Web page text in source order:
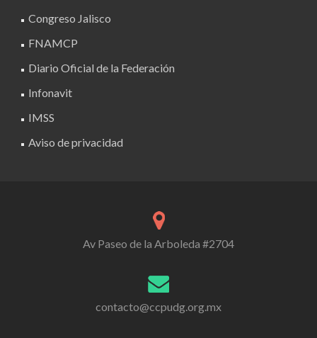
Congreso Jalisco
FNAMCP
Diario Oficial de la Federación
Infonavit
IMSS
Aviso de privacidad
Av Paseo de la Arboleda #2704
contacto@ccpudg.org.mx